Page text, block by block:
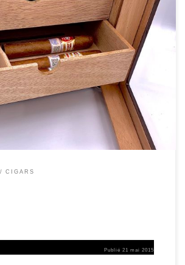
CIGARS
Publié21 mai 2015